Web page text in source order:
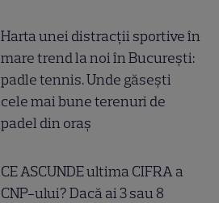
Harta unei distracții sportive în
mare trend la noi în București:
padle tennis. Unde găsești
cele mai bune terenuri de
padel din oraș
CE ASCUNDE ultima CIFRA a
CNP-ului? Dacă ai 3 sau 8